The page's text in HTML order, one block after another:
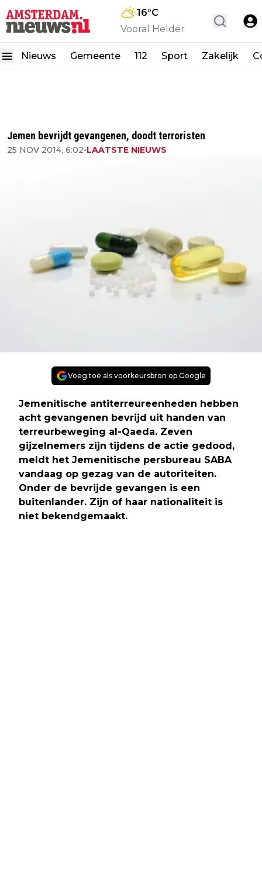
16°C
Vooral Helder
Nieuws Gemeente 112 Sport Zakelijk
Jemen bevrijdt gevangenen, doodt terroristen
25 NOV 2014, 6:02•LAATSTE NIEUWS
Voeg toe als voorkeursbron op Google
Jemenitische antiterreureenheden hebben
acht gevangenen bevrijd uit handen van
terreurbeweging al-Qaeda. Zeven
gijzelnemers zijn tijdens de actie gedood,
meldt het Jemenitische persbureau SABA
vandaag op gezag van de autoriteiten.
Onder de bevrijde gevangen is een
buitenlander. Zijn of haar nationaliteit is
niet bekendgemaakt.